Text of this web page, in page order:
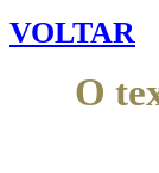
VOLTAR
O